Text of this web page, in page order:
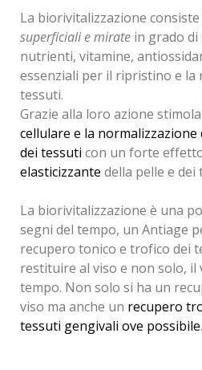
La biorivitalizzazione
superficiali e mirate in grado
nutrienti, vitamine,
essenziali per il ripristino e la
tessuti.
Grazie alla loro azione
cellulare e la
dei tessuti con un forte
elasticizzante della pelle e dei
La biorivitalizzazione è una
segni del tempo, un Antiage
recupero tonico e trofico dei
restituire al viso e non solo, il
tempo. Non solo si ha un
viso ma anche un recupero
tessuti gengivali ove possibile.